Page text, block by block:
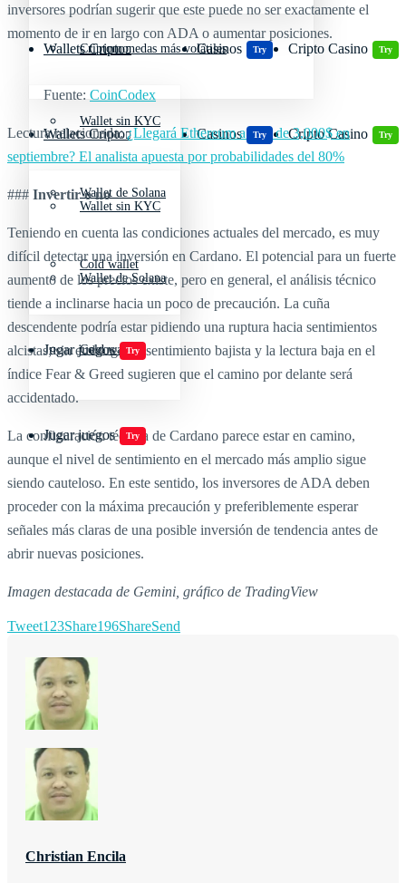
Wallets Cripto
Wallet sin KYC
Wallet de Solana
Cold wallet
Casinos Try Cripto Casino Try
Jugar juegos Try
Criptomonedas más volátiles
Wallets Cripto
Wallet sin KYC
Wallet de Solana
Cold wallet
Casinos Try Cripto Casino Try
Jugar juegos Try
inversores podrían sugerir que este puede no ser exactamente el
momento de ir en largo con ADA o aumentar posiciones.
Fuente: CoinCodex
Lectura relacionada:¿Llegará Ethereum a más de 3,000$ en
septiembre? El analista apuesta por probabilidades del 80%
### Invertir o no
Teniendo en cuenta las condiciones actuales del mercado, es muy
difícil detectar una inversión en Cardano. El potencial para un fuerte
aumento de los precios existe, pero en general, el análisis técnico
tiende a inclinarse hacia un poco de precaución. La cuña
descendente podría estar pidiendo una ruptura hacia sentimientos
alcistas; sin embargo, el sentimiento bajista y la lectura baja en el
índice Fear & Greed sugieren que el camino por delante será
accidentado.
La configuración técnica de Cardano parece estar en camino,
aunque el nivel de sentimiento en el mercado más amplio sigue
siendo cauteloso. En este sentido, los inversores de ADA deben
proceder con la máxima precaución y preferiblemente esperar
señales más claras de una posible inversión de tendencia antes de
abrir nuevas posiciones.
Imagen destacada de Gemini, gráfico de TradingView
Tweet123Share196ShareSend
Christian Encila